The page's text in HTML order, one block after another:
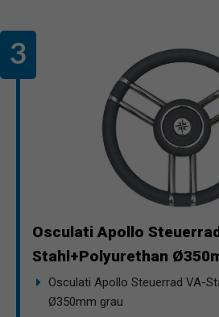
Osculati Apollo
Stahl+Polyurethan
Osculati Apollo Steuerrad VA-
Ø350mm grau